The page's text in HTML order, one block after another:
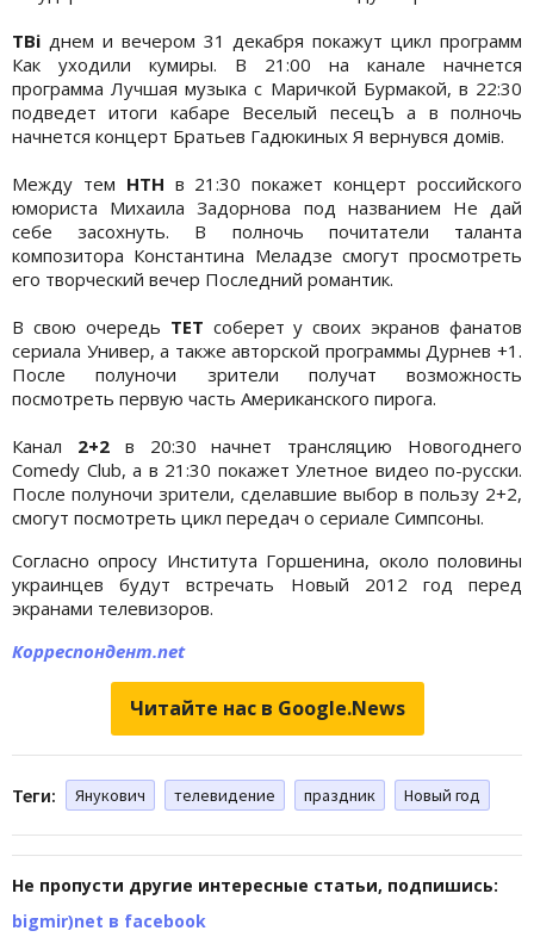
ТВі днем и вечером 31 декабря покажут цикл программ
Как уходили кумиры. В 21:00 на канале начнется
программа Лучшая музыка с Маричкой Бурмакой, в 22:30
подведет итоги кабаре Веселый песецЪ а в полночь
начнется концерт Братьев Гадюкиных Я вернувся домів.
Между тем НТН в 21:30 покажет концерт российского
юмориста Михаила Задорнова под названием Не дай
себе засохнуть. В полночь почитатели таланта
композитора Константина Меладзе смогут просмотреть
его творческий вечер Последний романтик.
В свою очередь ТЕТ соберет у своих экранов фанатов
сериала Универ, а также авторской программы Дурнев +1.
После полуночи зрители получат возможность
посмотреть первую часть Американского пирога.
Канал 2+2в 20:30 начнет трансляцию Новогоднего
Comedy Club, а в 21:30 покажет Улетное видео по-русски.
После полуночи зрители, сделавшие выбор в пользу 2+2,
смогут посмотреть цикл передач о сериале Симпсоны.
Согласно опросу Института Горшенина, около половины
украинцев будут встречать Новый 2012 год перед
экранами телевизоров.
Корреспондент.net
Читайте нас в Google.News
Теги: Янукович телевидение праздник Новый год
Не пропусти другие интересные статьи, подпишись:
bigmir)net в facebook